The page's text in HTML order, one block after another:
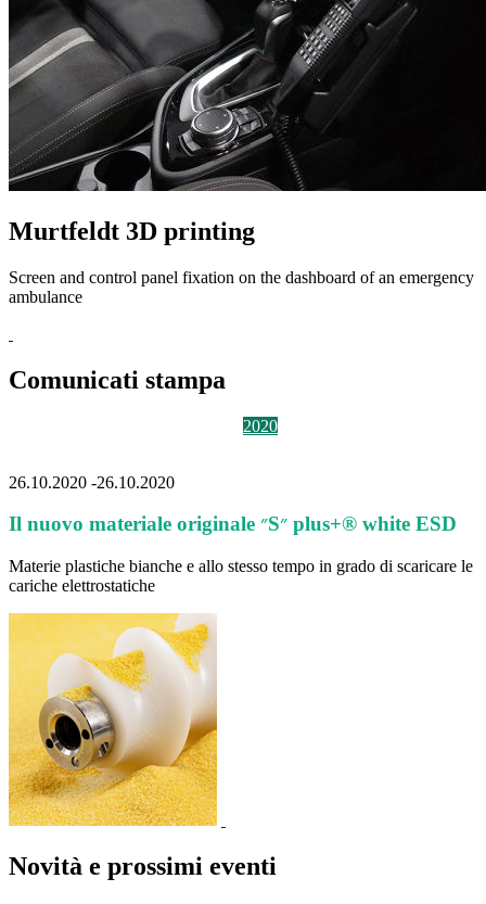
Murtfeldt 3D printing
Screen and control panel fixation on the dashboard of an emergency
ambulance
Comunicati stampa
2020
26.10.2020 -26.10.2020
Il nuovo materiale originale ״S״ plus+® white ESD
Materie plastiche bianche e allo stesso tempo in grado di scaricare le
cariche elettrostatiche
Novità e prossimi eventi